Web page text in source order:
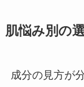
肌悩み別の
成分の見方が